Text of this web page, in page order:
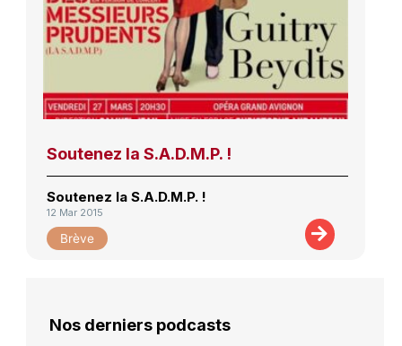
Soutenez la S.A.D.M.P. !
Soutenez la S.A.D.M.P. !
12 Mar 2015
Brève
Nos derniers podcasts